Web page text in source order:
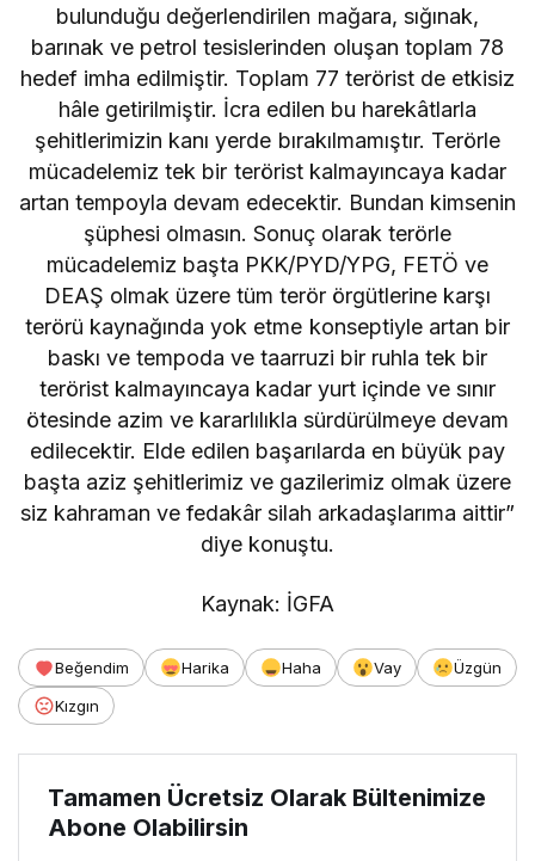
bulunduğu değerlendirilen mağara, sığınak,
barınak ve petrol tesislerinden oluşan toplam 78
hedef imha edilmiştir. Toplam 77 terörist de etkisiz
hâle getirilmiştir. İcra edilen bu harekâtlarla
şehitlerimizin kanı yerde bırakılmamıştır. Terörle
mücadelemiz tek bir terörist kalmayıncaya kadar
artan tempoyla devam edecektir. Bundan kimsenin
şüphesi olmasın. Sonuç olarak terörle
mücadelemiz başta PKK/PYD/YPG, FETÖ ve
DEAŞ olmak üzere tüm terör örgütlerine karşı
terörü kaynağında yok etme konseptiyle artan bir
baskı ve tempoda ve taarruzi bir ruhla tek bir
terörist kalmayıncaya kadar yurt içinde ve sınır
ötesinde azim ve kararlılıkla sürdürülmeye devam
edilecektir. Elde edilen başarılarda en büyük pay
başta aziz şehitlerimiz ve gazilerimiz olmak üzere
siz kahraman ve fedakâr silah arkadaşlarıma aittir”
diye konuştu.
Kaynak: İGFA
Beğendim Harika Haha Vay
Üzgün
Kızgın
Tamamen Ücretsiz Olarak Bültenimize
Abone Olabilirsin